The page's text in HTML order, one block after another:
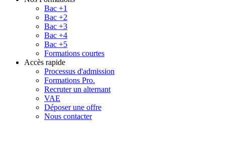
Bac +1
Bac +2
Bac +3
Bac +4
Bac +5
Formations courtes
Accès rapide
Processus d'admission
Formations Pro.
Recruter un alternant
VAE
Déposer une offre
Nous contacter